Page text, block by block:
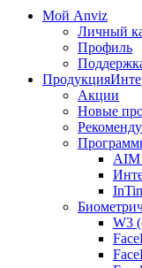
Мой Anviz
Личный
Профиль
Продукция
Акции
Новые
AIM
W3